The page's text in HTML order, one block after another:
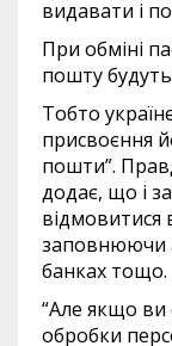
видавати і
При обміні
пошту
Тобто
присвоєння
пошти”.
додає, що і
відмовитися
заповнюючи
банках тощо.
“Але якщо ви
обробки